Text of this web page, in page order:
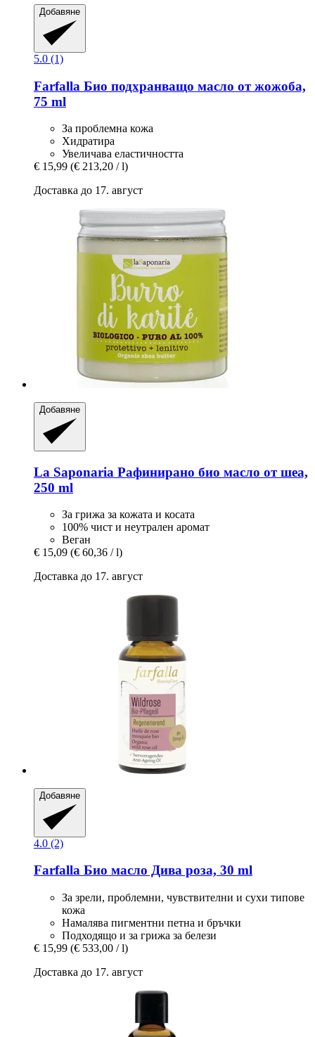
Добавяне
5.0 (1)
Farfalla Био подхранващо масло от жожоба,
75 ml
За проблемна кожа
Хидратира
Увеличава еластичността
€ 15,99 (€ 213,20 / l)
Доставка до 17. август
Добавяне
La Saponaria Рафинирано био масло от шеа,
250 ml
За грижа за кожата и косата
100% чист и неутрален аромат
Веган
€ 15,09 (€ 60,36 / l)
Доставка до 17. август
Добавяне
4.0 (2)
Farfalla Био масло Дива роза, 30 ml
За зрели, проблемни, чувствителни и сухи типове
кожа
Намалява пигментни петна и бръчки
Подходящо и за грижа за белези
€ 15,99 (€ 533,00 / l)
Доставка до 17. август